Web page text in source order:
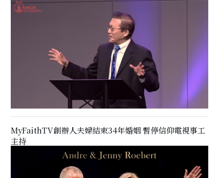
MyFaithTV創辦人夫婦結束34年婚姻 暫停信仰電視事工
主持